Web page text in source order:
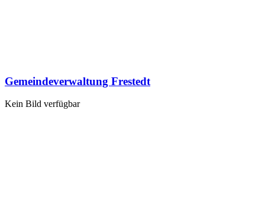
Gemeindeverwaltung Frestedt
Kein Bild verfügbar